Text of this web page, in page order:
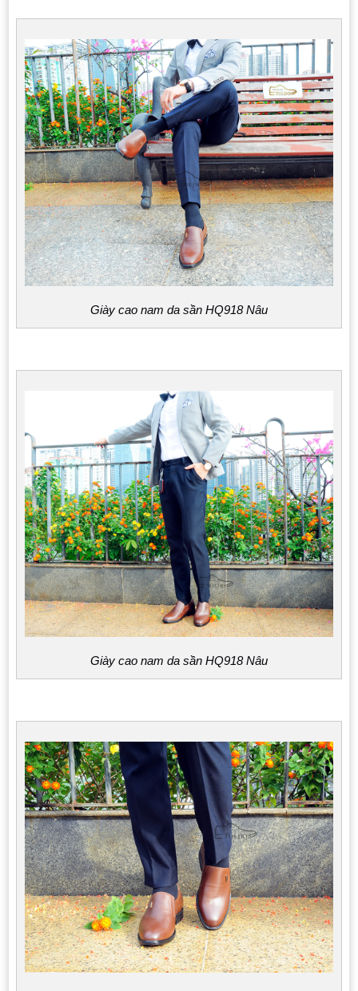
Giày cao nam da sần HQ918 Nâu
Giày cao nam da sần HQ918 Nâu